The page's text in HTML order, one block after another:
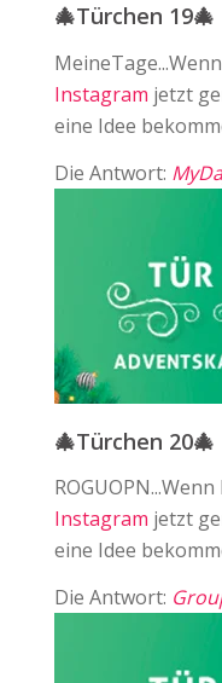
🎄Türchen 19🎄
Instagram jetzt
eine Idee
Die Antwort:
🎄Türchen 20🎄
Instagram jetzt
eine Idee
Die Antwort: